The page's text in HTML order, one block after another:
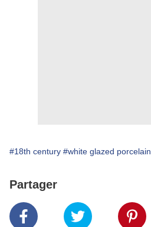
#18th century #white glazed porcelain
Partager